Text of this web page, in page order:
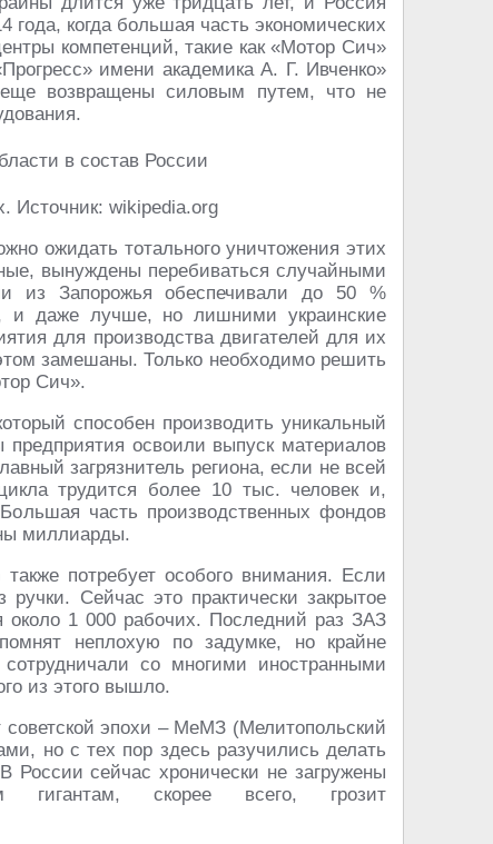
когда большая часть экономических
компетенций, такие как «Мотор Сич»
имени академика А. Г. Ивченко»
возвращены силовым путем, что не
Источник: wikipedia.org
ожидать тотального уничтожения этих
вынуждены перебиваться случайными
из Запорожья обеспечивали до 50 %
и даже лучше, но лишними украинские
для производства двигателей для их
замешаны. Только необходимо решить
Сич».
способен производить уникальный
освоили выпуск материалов
загрязнитель региона, если не всей
трудится более 10 тыс. человек и,
часть производственных фондов
миллиарды.
потребует особого внимания. Если
Сейчас это практически закрытое
около 1 000 рабочих. Последний раз ЗАЗ
неплохую по задумке, но крайне
со многими иностранными
из этого вышло.
эпохи – МеМЗ (Мелитопольский
но с тех пор здесь разучились делать
России сейчас хронически не загружены
гигантам, скорее всего, грозит